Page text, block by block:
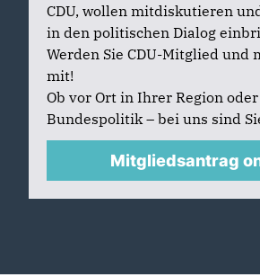
CDU, wollen mitdiskutieren
in den politischen Dialog
Werden Sie CDU-Mitglied und
mit!
Ob vor Ort in Ihrer Region
Bundespolitik – bei uns sind
Mitgliedsantrag